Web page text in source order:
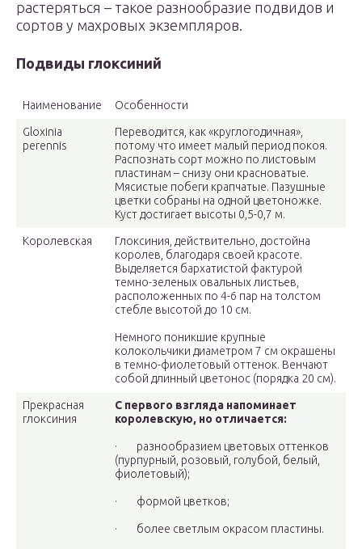
растеряться – такое разнообразие подвидов и
сортов у махровых экземпляров.
Подвиды глоксиний
Наименование Особенности
Gloxinia
perennis
Переводится, как «круглогодичная»,
потому что имеет малый период покоя.
Распознать сорт можно по листовым
пластинам – снизу они красноватые.
Мясистые побеги крапчатые. Пазушные
цветки собраны на одной цветоножке.
Куст достигает высоты 0,5-0,7 м.
Королевская
Глоксиния, действительно, достойна
королев, благодаря своей красоте.
Выделяется бархатистой фактурой
темно-зеленых овальных листьев,
расположенных по 4-6 пар на толстом
стебле высотой до 10 см.
Немного поникшие крупные
колокольчики диаметром 7 см окрашены
в темно-фиолетовый оттенок. Венчают
собой длинный цветонос (порядка 20 см).
Прекрасная
глоксиния
С первого взгляда напоминает
королевскую, но отличается:
· разнообразием цветовых оттенков
(пурпурный, розовый, голубой, белый,
фиолетовый);
· формой цветков;
· более светлым окрасом пластины.